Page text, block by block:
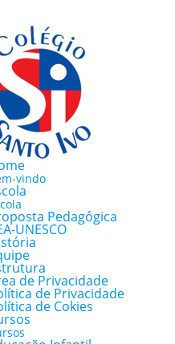
vindo
Pedagógica
UNESCO
de Privacidade
de Privacidade
de Cokies